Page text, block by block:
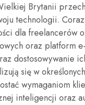
Brytanii
technologii.
dla freelancerów
oraz platform
dostosowywanie
się w
wymaganiom
inteligencji oraz